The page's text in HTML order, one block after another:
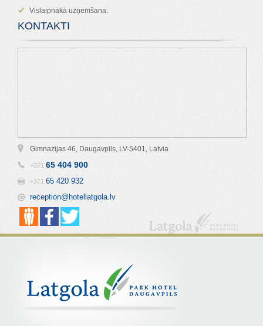
Vislaipnākā uzņemšana.
KONTAKTI
Gimnazijas 46, Daugavpils, LV-5401, Latvia
+371 65 404 900
+371 65 420 932
reception@hotellatgola.lv